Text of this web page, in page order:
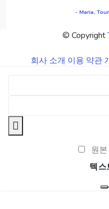
- Maria,
© Copyright
회사 소개 이용 약관
원
텍스